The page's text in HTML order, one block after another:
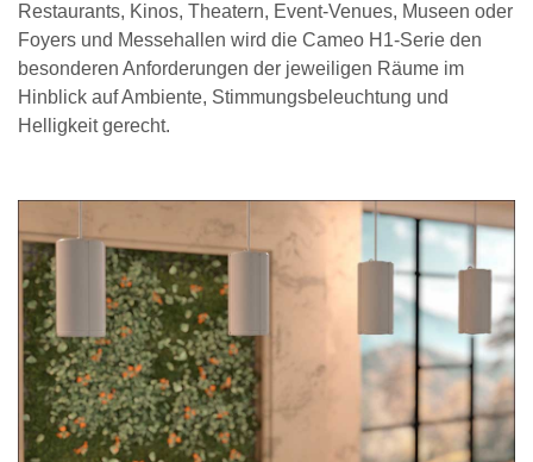
Restaurants, Kinos, Theatern, Event-Venues, Museen oder
Foyers und Messehallen wird die Cameo H1-Serie den
besonderen Anforderungen der jeweiligen Räume im
Hinblick auf Ambiente, Stimmungsbeleuchtung und
Helligkeit gerecht.